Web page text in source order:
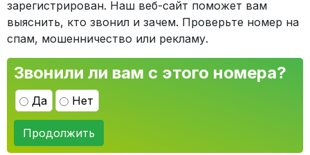
зарегистрирован. Наш веб-сайт поможет вам
выяснить, кто звонил и зачем. Проверьте номер на
спам, мошенничество или рекламу.
Звонили ли вам с этого номера?
Да Нет
Продолжить